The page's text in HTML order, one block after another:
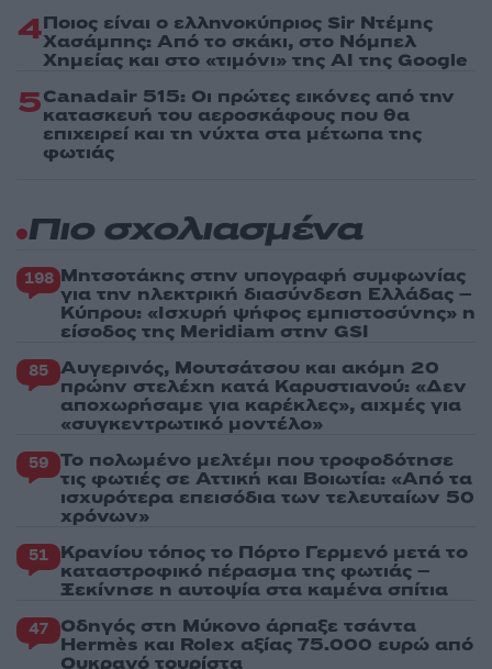
4Ποιος είναι ο ελληνοκύπριος Sir Ντέμης
Χασάμπης: Από το σκάκι, στο Νόμπελ
Χημείας και στο «τιμόνι» της AI της Google
5Canadair 515: Οι πρώτες εικόνες από την
κατασκευή του αεροσκάφους που θα
επιχειρεί και τη νύχτα στα μέτωπα της
φωτιάς
Πιο σχολιασμένα
198 Μητσοτάκης στην υπογραφή συμφωνίας
για την ηλεκτρική διασύνδεση Ελλάδας –
Κύπρου: «Ισχυρή ψήφος εμπιστοσύνης» η
είσοδος της Meridiam στην GSI
85 Αυγερινός, Μουτσάτσου και ακόμη 20
πρώην στελέχη κατά Καρυστιανού: «Δεν
αποχωρήσαμε για καρέκλες», αιχμές για
«συγκεντρωτικό μοντέλο»
59 Το πολωμένο μελτέμι που τροφοδότησε
τις φωτιές σε Αττική και Βοιωτία: «Από τα
ισχυρότερα επεισόδια των τελευταίων 50
χρόνων»
51 Κρανίου τόπος το Πόρτο Γερμενό μετά το
καταστροφικό πέρασμα της φωτιάς –
Ξεκίνησε η αυτοψία στα καμένα σπίτια
47 Οδηγός στη Μύκονο άρπαξε τσάντα
Hermès και Rolex αξίας 75.000 ευρώ από
Ουκρανό τουρίστα